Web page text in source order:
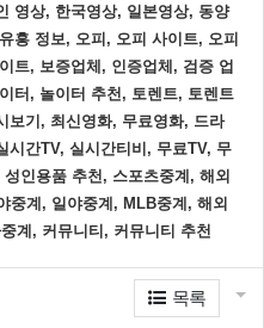
영상, 한국영상, 일본영상, 동양
흥 정보, 오피, 오피 사이트, 오피
트, 보증업체, 인증업체, 검증 업
터, 놀이터 추천, 토렌트, 토렌트
보기, 최신영화, 무료영화, 드라
시간TV, 실시간티비, 무료TV, 무
인용품 추천, 스포츠중계, 해외
중계, 일야중계, MLB중계, 해외
계, 커뮤니티, 커뮤니티 추천
목록 게